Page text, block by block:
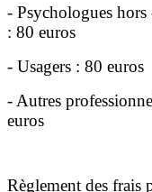
- Psychologues
: 80 euros
- Usagers : 80 euros
- Autres
euros
Règlement des frais